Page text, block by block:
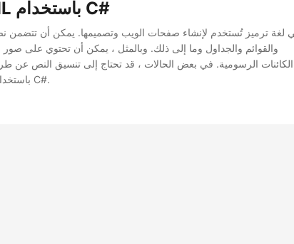
تغيير لون النص في HTML باستخدام C#
والقوائم والجداول وما إلى ذلك. وبالمثل ، يمكن أن تحتوي على
الكائنات الرسومية. في بعض الحالات ، قد تحتاج إلى تنسيق النص عن
المقالة كيفية تغيير لون النص في HTML باستخدام C#.